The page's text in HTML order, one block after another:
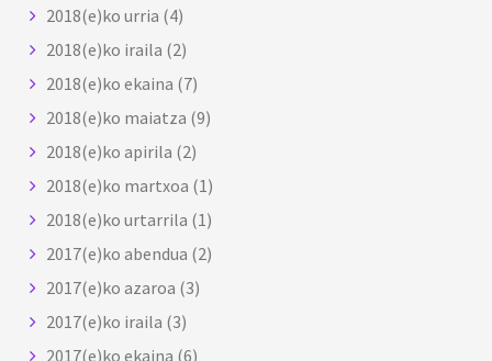
2018(e)ko urria (4)
2018(e)ko iraila (2)
2018(e)ko ekaina (7)
2018(e)ko maiatza (9)
2018(e)ko apirila (2)
2018(e)ko martxoa (1)
2018(e)ko urtarrila (1)
2017(e)ko abendua (2)
2017(e)ko azaroa (3)
2017(e)ko iraila (3)
2017(e)ko ekaina (6)